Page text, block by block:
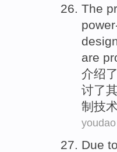
The
are
介绍了
讨了其
制技
youdao
Due to